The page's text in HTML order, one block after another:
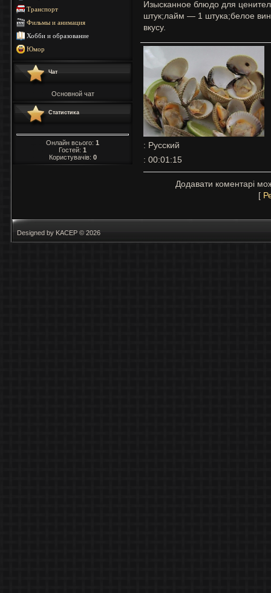
Транспорт
Фильмы и анимация
Хобби и образование
Юмор
Чат
Основной чат
Статистика
Онлайн всього: 1
Гостей: 1
Користувачів: 0
Изысканное блюдо для
штук;лайм — 1 штука;белое
вкусу.
: Русский
: 00:01:15
Додавати коментарі
[
Designed by KACEP © 2026